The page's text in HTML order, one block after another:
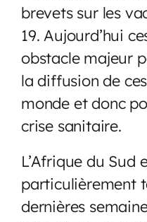
brevets sur les
19. Aujourd’hui
obstacle majeur
la diffusion de
monde et donc
crise sanitaire.
L’Afrique du Sud
particulièrement
dernières